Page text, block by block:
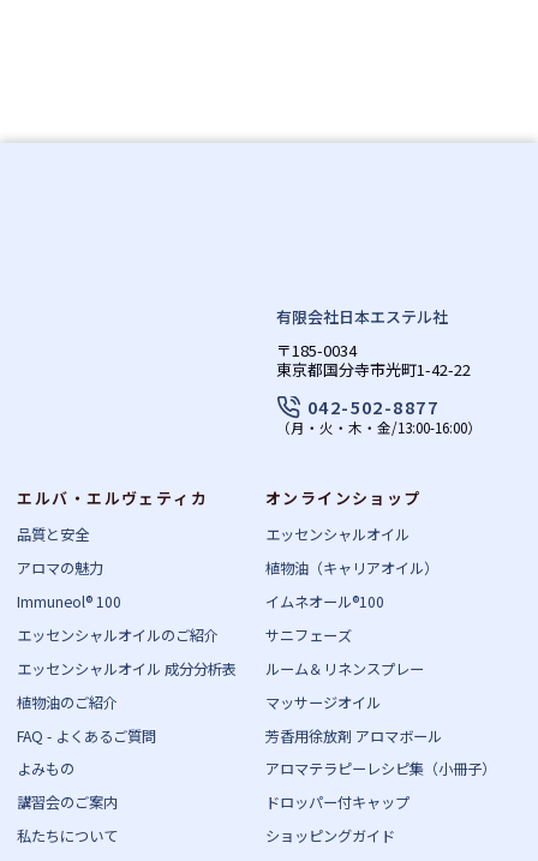
有限会社日本エステル社
〒185-0034
東京都国分寺市光町1-42-22
042-502-8877
（月・火・木・金/13:00-16:00）
エルバ・エルヴェティカ
品質と安全
アロマの魅力
Immuneol® 100
エッセンシャルオイルのご紹介
エッセンシャルオイル 成分分析表
植物油のご紹介
FAQ - よくあるご質問
よみもの
講習会のご案内
私たちについて
オンラインショップ
エッセンシャルオイル
植物油（キャリアオイル）
イムネオール®100
サニフェーズ
ルーム＆リネンスプレー
マッサージオイル
芳香用徐放剤 アロマボール
アロマテラピーレシピ集（小冊子）
ドロッパー付キャップ
ショッピングガイド